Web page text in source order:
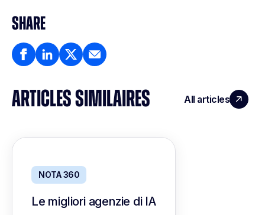
SHARE
ARTICLES SIMILAIRES All articles
NOTA 360
Le migliori agenzie di IA